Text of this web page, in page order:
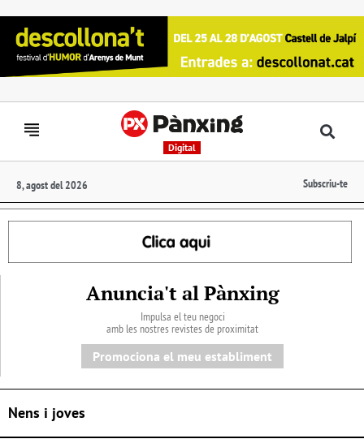
Digital
8, agost del 2026 Subscriu-te
Anuncia't al Pànxing
Impulsa el teu negoci
amb les nostres revistes de proximitat
Promociona el meu establiment
Nens i joves